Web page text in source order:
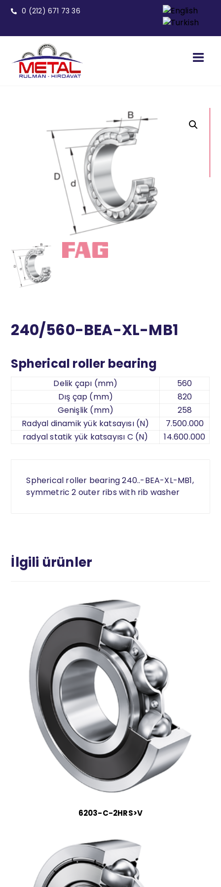
0 (212) 671 73 36
240/560-BEA-XL-MB1
Spherical roller bearing
Delik çapı (mm)
560
Dış çap (mm)
820
Genişlik (mm)
258
Radyal dinamik yük katsayısı (N)
7.500.000
radyal statik yük katsayısı C (N)
14.600.000
Spherical roller bearing 240..-BEA-XL-MB1,
symmetric 2 outer ribs with rib washer
İlgili ürünler
6203-C-2HRS>V